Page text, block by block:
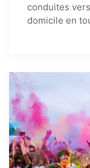
conduites
domicile en